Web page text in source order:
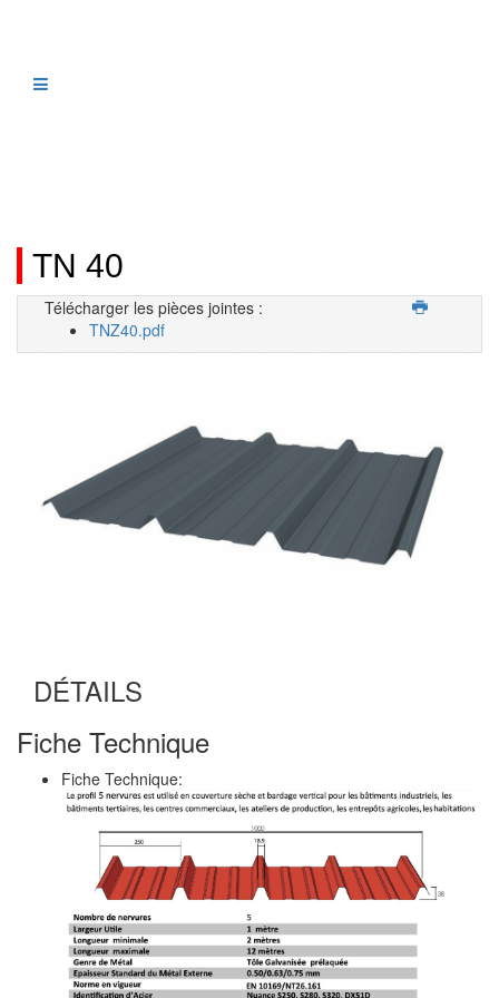
TN 40
Télécharger les pièces jointes :
TNZ40.pdf
DÉTAILS
Fiche Technique
Fiche Technique: